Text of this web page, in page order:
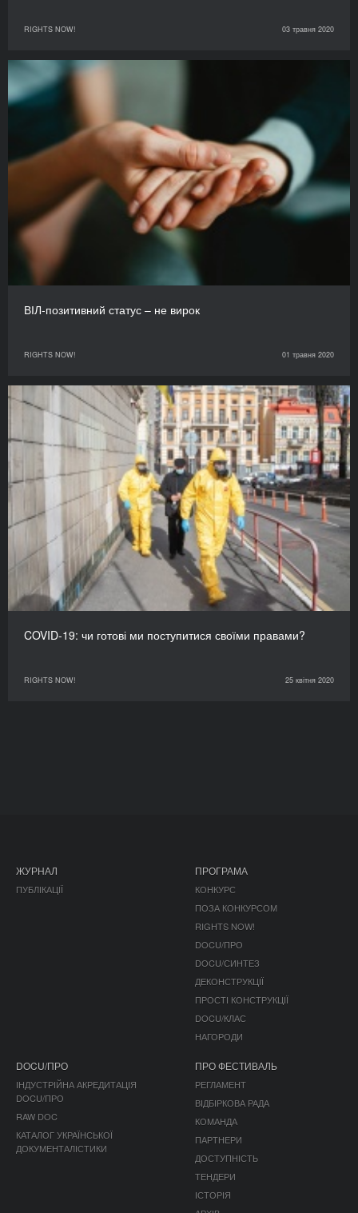
RIGHTS NOW! 03 травня 2020
ВІЛ-позитивний статус – не вирок
RIGHTS NOW! 01 травня 2020
COVID-19: чи готові ми поступитися своїми правами?
RIGHTS NOW! 25 квітня 2020
ЖУРНАЛ
ПУБЛІКАЦІЇ
ПРОГРАМА
КОНКУРС
ПОЗА КОНКУРСОМ
RIGHTS NOW!
DOCU/ПРО
DOCU/СИНТЕЗ
ДЕКОНСТРУКЦІЇ
ПРОСТІ КОНСТРУКЦІЇ
DOCU/КЛАС
НАГОРОДИ
DOCU/ПРО
ІНДУСТРІЙНА АКРЕДИТАЦІЯ
DOCU/ПРО
RAW DOC
КАТАЛОГ УКРАЇНСЬКОЇ
ДОКУМЕНТАЛІСТИКИ
ПРО ФЕСТИВАЛЬ
РЕГЛАМЕНТ
ВІДБІРКОВА РАДА
КОМАНДА
ПАРТНЕРИ
ДОСТУПНІСТЬ
ТЕНДЕРИ
ІСТОРІЯ